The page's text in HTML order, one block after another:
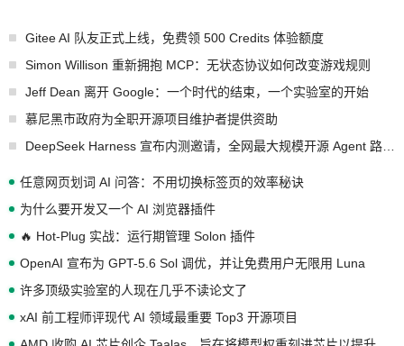
Gitee AI 队友正式上线，免费领 500 Credits 体验额度
Simon Willison 重新拥抱 MCP：无状态协议如何改变游戏规则
Jeff Dean 离开 Google：一个时代的结束，一个实验室的开始
慕尼黑市政府为全职开源项目维护者提供资助
任意网页划词 AI 问答：不用切换标签页的效率秘诀
为什么要开发又一个 AI 浏览器插件
🔥 Hot-Plug 实战：运行期管理 Solon 插件
OpenAI 宣布为 GPT-5.6 Sol 调优，并让免费用户无限用 Luna
许多顶级实验室的人现在几乎不读论文了
xAI 前工程师评现代 AI 领域最重要 Top3 开源项目